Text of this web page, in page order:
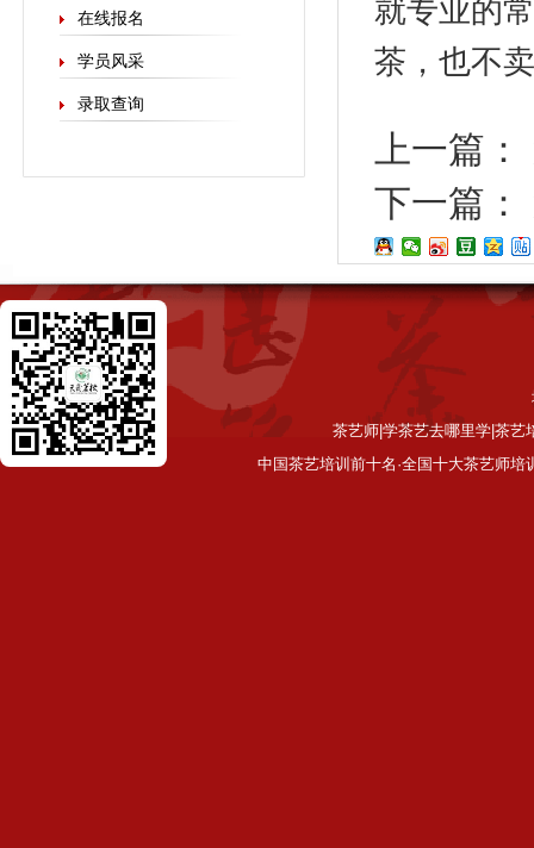
在线报名
学员风采
录取查询
就专业的
茶，也不
上一篇：
下一篇：
茶艺师|学茶艺去哪里学|茶艺
中国茶艺培训前十名·全国十大茶艺师培